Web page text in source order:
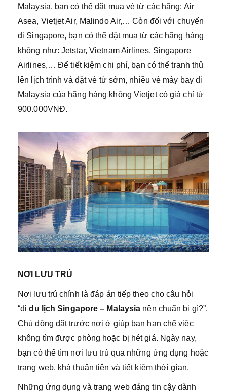
Malaysia, bạn có thể đặt mua vé từ các hãng: Air
Asea, Vietjet Air, Malindo Air,… Còn đối với chuyến
đi Singapore, bạn có thể đặt mua từ các hãng hàng
không như: Jetstar, Vietnam Airlines, Singapore
Airlines,… Để tiết kiệm chi phí, bạn có thể tranh thủ
lên lịch trình và đặt vé từ sớm, nhiều vé máy bay đi
Malaysia của hãng hàng không Vietjet có giá chỉ từ
900.000VNĐ.
NƠI LƯU TRÚ
Nơi lưu trú chính là đáp án tiếp theo cho câu hỏi
“đidu lịch Singapore – Malaysia nên chuẩn bị gì?”.
Chủ động đặt trước nơi ở giúp bạn hạn chế việc
không tìm được phòng hoặc bị hét giá. Ngày nay,
bạn có thể tìm nơi lưu trú qua những ứng dụng hoặc
trang web, khá thuận tiện và tiết kiệm thời gian.
Những ứng dụng và trang web đáng tin cậy dành